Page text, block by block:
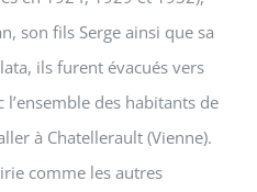
son fils Serge ainsi que sa
ils furent évacués vers
l’ensemble des habitants de
à Chatellerault (Vienne).
comme les autres